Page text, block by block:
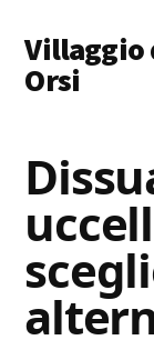
main
content
primary
sidebar
footer
menu
Villaggio
Orsi
Dove
Tutto